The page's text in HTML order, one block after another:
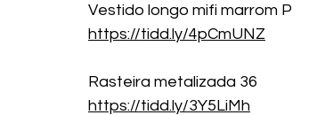
Vestido longo mifi marrom P
https://tidd.ly/4pCmUNZ
Rasteira metalizada 36
https://tidd.ly/3Y5LiMh